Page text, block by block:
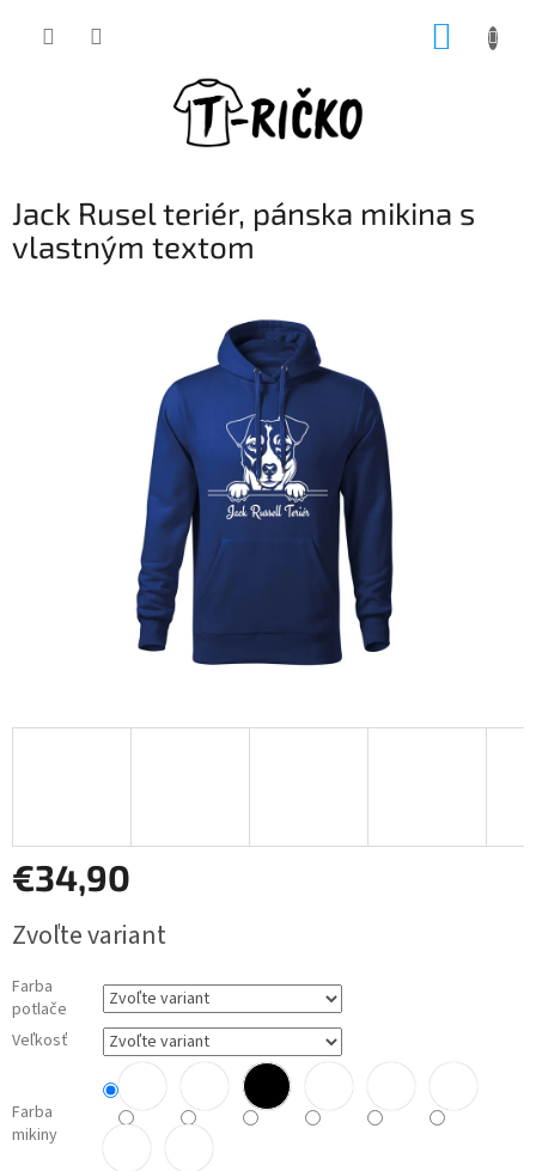
Jack Rusel teriér, pánska mikina s
vlastným textom
€34,90
cena:
Zvoľte variant
Farba
potlače
Veľkosť
Farba
mikiny